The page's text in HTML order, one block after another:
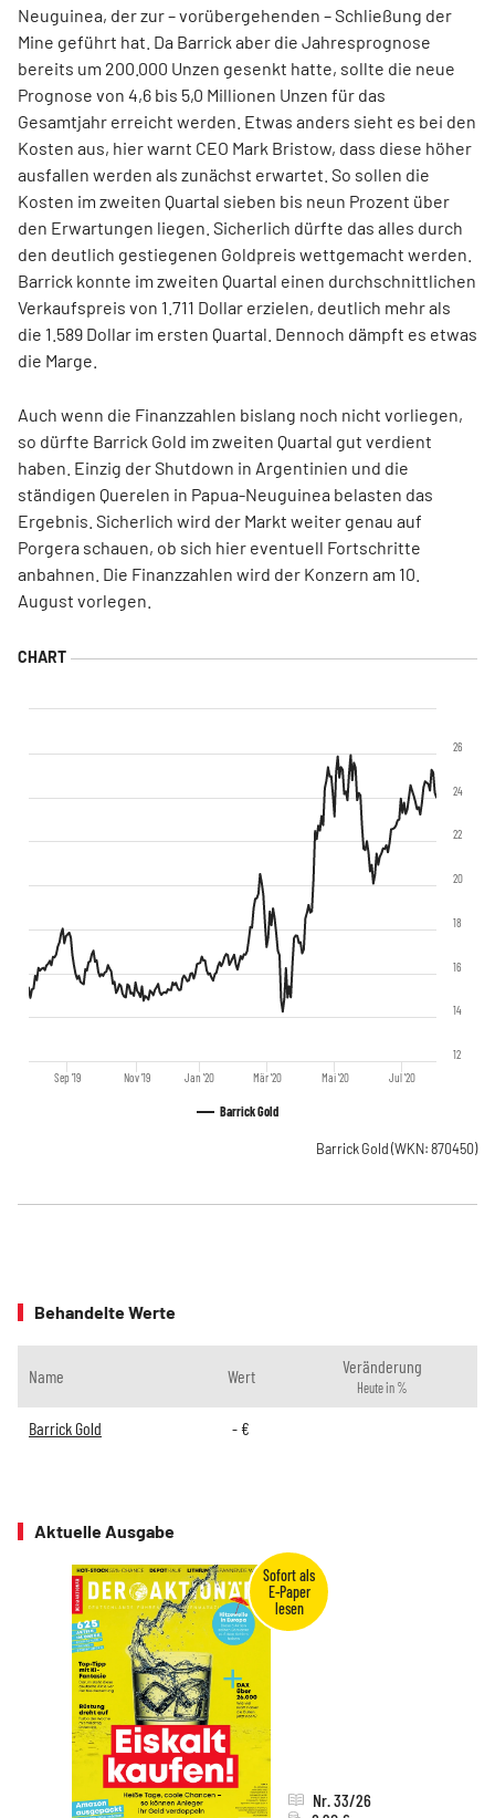
Neuguinea, der zur – vorübergehenden – Schließung der
Mine geführt hat. Da Barrick aber die Jahresprognose
bereits um 200.000 Unzen gesenkt hatte, sollte die neue
Prognose von 4,6 bis 5,0 Millionen Unzen für das
Gesamtjahr erreicht werden. Etwas anders sieht es bei den
Kosten aus, hier warnt CEO Mark Bristow, dass diese höher
ausfallen werden als zunächst erwartet. So sollen die
Kosten im zweiten Quartal sieben bis neun Prozent über
den Erwartungen liegen. Sicherlich dürfte das alles durch
den deutlich gestiegenen Goldpreis wettgemacht werden.
Barrick konnte im zweiten Quartal einen durchschnittlichen
Verkaufspreis von 1.711 Dollar erzielen, deutlich mehr als
die 1.589 Dollar im ersten Quartal. Dennoch dämpft es etwas
die Marge.
Auch wenn die Finanzzahlen bislang noch nicht vorliegen,
so dürfte Barrick Gold im zweiten Quartal gut verdient
haben. Einzig der Shutdown in Argentinien und die
ständigen Querelen in Papua-Neuguinea belasten das
Ergebnis. Sicherlich wird der Markt weiter genau auf
Porgera schauen, ob sich hier eventuell Fortschritte
anbahnen. Die Finanzzahlen wird der Konzern am 10.
August vorlegen.
Barrick Gold
Sep '19 Nov '19 Jan '20 Mär '20 Mai '20 Jul '20
12
14
16
18
20
22
24
26
Barrick Gold (WKN: 870450)
Behandelte Werte
Name Wert Veränderung
Heute in %
Barrick Gold - €
Aktuelle Ausgabe
Nr. 33/26